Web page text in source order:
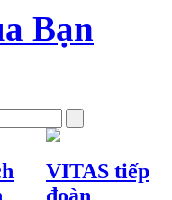
Bạn
VITAS tiếp